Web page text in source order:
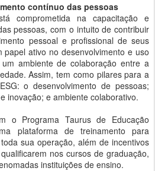
contínuo das pessoas
comprometida na capacitação e
pessoas, com o intuito de contribuir
pessoal e profissional de seus
ativo no desenvolvimento e uso
ambiente de colaboração entre a
Assim, tem como pilares para a
o desenvolvimento de pessoas;
inovação; e ambiente colaborativo.
o Programa Taurus de Educação
plataforma de treinamento para
sua operação, além de incentivos
nos cursos de graduação,
instituições de ensino.